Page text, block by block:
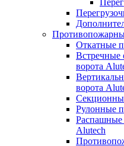
Откатные
Встречные
ворота
ворота
Рулонные
Распашные
Alutech